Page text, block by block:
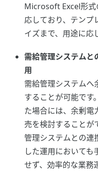
Microsoft Excel形式
応しており、テンプ
イズまで、用途に応
需給管理システムと
用
需給管理システムへ
することが可能です
た場合には、余剰電
売を検討することが
管理システムとの連
した運用においても
せず、効率的な業務